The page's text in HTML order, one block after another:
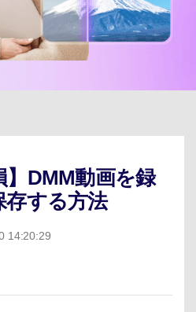
】DMM動画を録
存する方法
14:20:29